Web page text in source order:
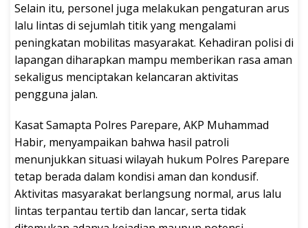
Selain itu, personel juga melakukan pengaturan arus
lalu lintas di sejumlah titik yang mengalami
peningkatan mobilitas masyarakat. Kehadiran polisi di
lapangan diharapkan mampu memberikan rasa aman
sekaligus menciptakan kelancaran aktivitas
pengguna jalan.
Kasat Samapta Polres Parepare, AKP Muhammad
Habir, menyampaikan bahwa hasil patroli
menunjukkan situasi wilayah hukum Polres Parepare
tetap berada dalam kondisi aman dan kondusif.
Aktivitas masyarakat berlangsung normal, arus lalu
lintas terpantau tertib dan lancar, serta tidak